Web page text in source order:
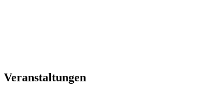
Veranstaltungen